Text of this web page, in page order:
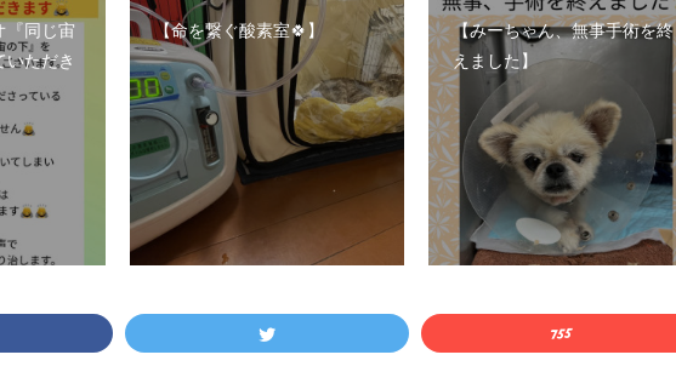
『同じ宙
ただき
【命を繋ぐ酸素室🍀】
【みーちゃん、無事手術を終
えました】